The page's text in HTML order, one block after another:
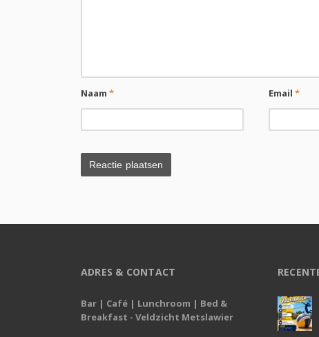
Naam* Email*
ADRES & CONTACT
Bar | Café | Lunchroom | Bed &
Breakfast - Veldzicht Metslawier